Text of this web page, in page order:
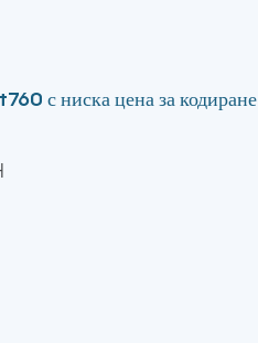
с ниска цена за кодиране